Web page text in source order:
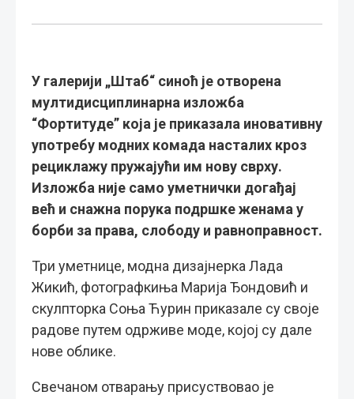
У галерији „Штаб“ синоћ је отворена
мултидисциплинарна изложба
“Фортитуде” која је приказала иновативну
употребу модних комада насталих кроз
рециклажу пружајући им нову сврху.
Изложба није само уметнички догађај
већ и снажна порука подршке женама у
борби за права, слободу и равноправност.
Три уметнице, модна дизајнерка Лада
Жикић, фотографкиња Марија Ђондовић и
скулпторка Соња Ћурин приказале су своје
радове путем одрживе моде, којој су дале
нове облике.
Свечаном отварању присуствовао је